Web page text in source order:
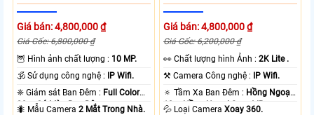
Giá bán: 4,800,000 ₫
Giá Gốc: 6,800,000 ₫
🦉 Hình ảnh chất lượng : 10 MP.
🕉️ Sử dụng công nghệ : IP Wifi.
❈ Giám sát Ban Đêm : Full Color
20m Có Màu Ban Ðêm.
🐜 Mẫu Camera2 Mắt Trong Nhà.
Giá bán: 4,800,000 ₫
Giá Gốc: 6,200,000 ₫
️👀 Chất lượng hình Ảnh :2K Lite .
⚒ Camera Công nghệ : IP Wifi.
🔅 Tầm Xa Ban Đêm : Hồng Ngoại
10m Hồng Ngoại Smart IR.
💦 Loại CameraXoay 360.